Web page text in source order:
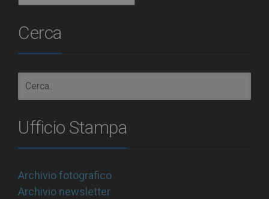
Cerca
Ufficio Stampa
Archivio fotografico
Archivio newsletter